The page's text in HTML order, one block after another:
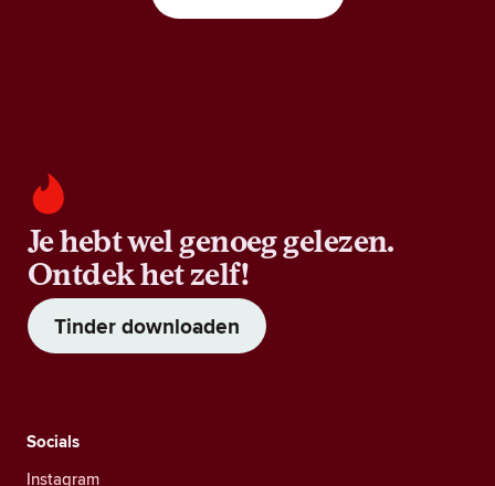
Je hebt wel genoeg gelezen.
Ontdek het zelf!
Tinder downloaden
Socials
Instagram